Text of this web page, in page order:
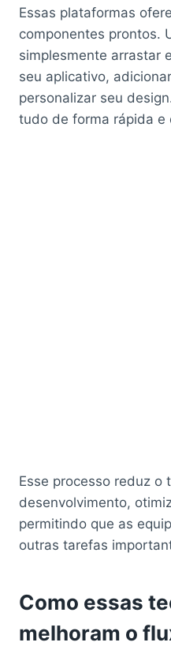
Essas plataformas
componentes prontos.
simplesmente arrastar
seu aplicativo,
personalizar seu
tudo de forma rápida e
Esse processo reduz o
desenvolvimento,
permitindo que as
outras tarefas
Como essas
melhoram o